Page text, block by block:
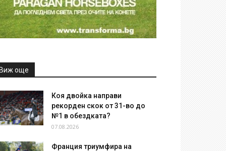
още
Коя двойка направи
рекорден скок от 31-во до
№1 в обездката?
07.08.2026
Франция триумфира на